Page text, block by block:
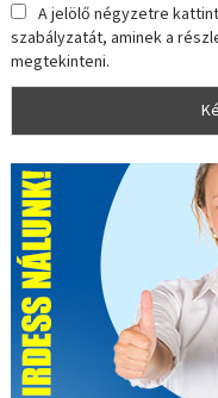
A jelölő négyzetre
szabályzatát, aminek a
megtekinteni.